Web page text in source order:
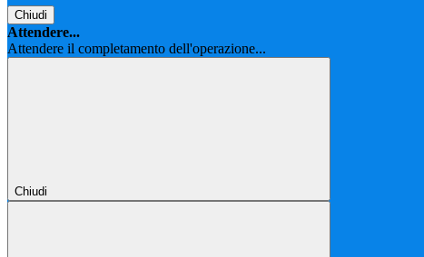
Chiudi
Attendere...
Attendere il completamento dell'operazione...
Chiudi